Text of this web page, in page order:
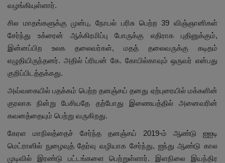
வழங்கியுள்ளார்.
சில மாதங்களுக்கு முன்பு, நோபல் பரிசு பெற்ற 39 விஞ்ஞானிகள்
சேர்ந்து உக்ரைன் ஆக்கிரமிப்பு போருக்கு எதிராக புதினுக்கும்,
இன்னப்பிற உலக தலைவர்கள், மதத் தலைவருக்கு கடிதம்
எழுதியிருந்தனர். அதில் ப்ரியன் கே. கோபில்காவும் ஒருவர் என்பது
குறிப்பிடத்தக்கது.
அவ்வகையில் பதக்கம் பெற்ற தனஞ்சய் தனது ஏற்புரையில் மக்களின்
குரலாக நின்று பேசியதே தற்போது இணையத்தில் அனைவரின்
கவனத்தையும் பெற்று வருகிறது.
கேரள மாநிலத்தைச் சேர்ந்த தனஞ்சய் 2019-ம் ஆண்டு ஐஐடி
மெட்ராஸில் நுழைவுத் தேர்வு வழியாக சேர்ந்து, ஐந்து ஆண்டு கால
முடிவில் இரண்டு பட்டங்களை பெற்றுள்ளார். இளநிலை இயந்திர